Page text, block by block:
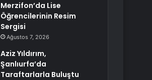
Merzifon’da Lise
Öğrencilerinin Resim
Sergisi
Ağustos 7, 2026
Aziz Yıldırım,
Şanlıurfa’da
Taraftarlarla Buluştu